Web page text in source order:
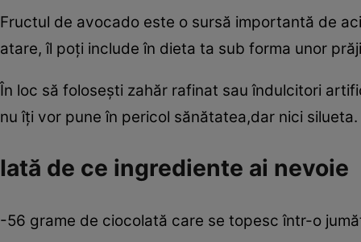
Fructul de avocado este o sursă importantă de
atare, îl poţi include în dieta ta sub forma unor
În loc să foloseşti zahăr rafinat sau îndulcitori
nu îţi vor pune în pericol sănătatea,dar nici silueta.
Iată de ce ingrediente ai nevoie
-56 grame de ciocolată care se topesc într-o